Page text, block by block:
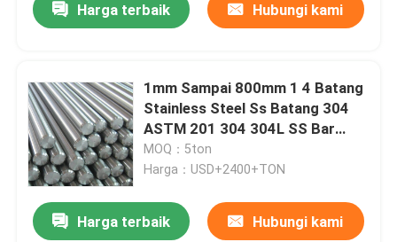
Harga terbaik Hubungi kami
1mm Sampai 800mm 1 4 Batang
Stainless Steel Ss Batang 304
ASTM 201 304 304L SS Bar
Datar
MOQ：5ton
Harga：USD+2400+TON
Harga terbaik Hubungi kami